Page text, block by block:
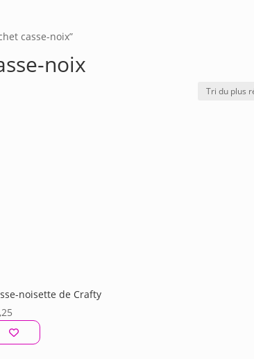
casse-noix”
noix
noisette de Crafty